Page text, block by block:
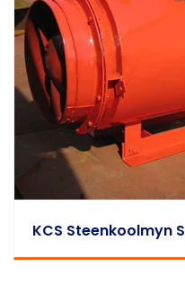
KCS Steenkoolmyn